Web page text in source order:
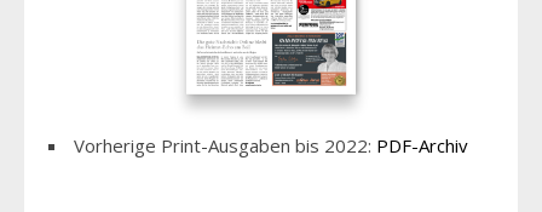
Vorherige Print-Ausgaben bis 2022: PDF-Archiv